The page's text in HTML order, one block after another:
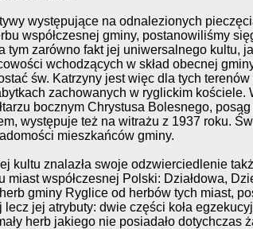
występujące na odnalezionych
współczesnej gminy, postanowiliśmy
tym zarówno fakt jej uniwersalnego kultu,
wchodzących w skład obecnej
św. Katrzyny jest więc dla tych
zachowanych w ryglickim kościele.
bocznym Chrystusa Bolesnego,
występuje też na witrażu z 1937 roku.
mieszkańców gminy.
kultu znalazła swoje odzwierciedlenie
miast współczesnej Polski: Działdowa,
gminy Ryglice od herbów tych miast,
lecz jej atrybuty: dwie części koła
herb jakiego nie posiadało dotychczas